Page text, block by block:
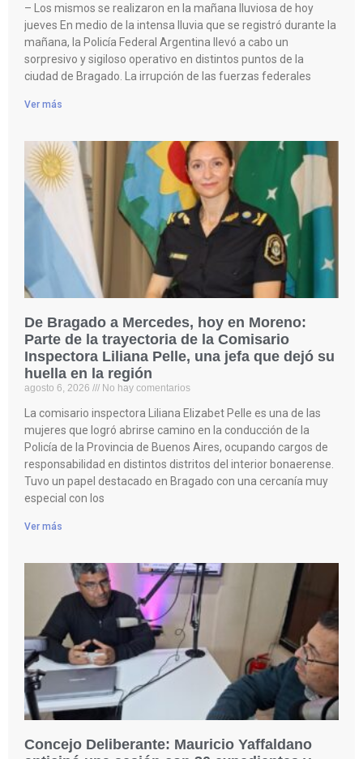
– Los mismos se realizaron en la mañana lluviosa de hoy
jueves En medio de la intensa lluvia que se registró durante la
mañana, la Policía Federal Argentina llevó a cabo un
sorpresivo y sigiloso operativo en distintos puntos de la
ciudad de Bragado. La irrupción de las fuerzas federales
Ver más
De Bragado a Mercedes, hoy en Moreno:
Parte de la trayectoria de la Comisario
Inspectora Liliana Pelle, una jefa que dejó su
huella en la región
agosto 6, 2026 No hay comentarios
La comisario inspectora Liliana Elizabet Pelle es una de las
mujeres que logró abrirse camino en la conducción de la
Policía de la Provincia de Buenos Aires, ocupando cargos de
responsabilidad en distintos distritos del interior bonaerense.
Tuvo un papel destacado en Bragado con una cercanía muy
especial con los
Ver más
Concejo Deliberante: Mauricio Yaffaldano